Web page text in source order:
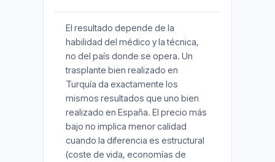
El resultado depende de la
habilidad del médico y la técnica,
no del país donde se opera. Un
trasplante bien realizado en
Turquía da exactamente los
mismos resultados que uno bien
realizado en España. El precio más
bajo no implica menor calidad
cuando la diferencia es estructural
(coste de vida, economías de